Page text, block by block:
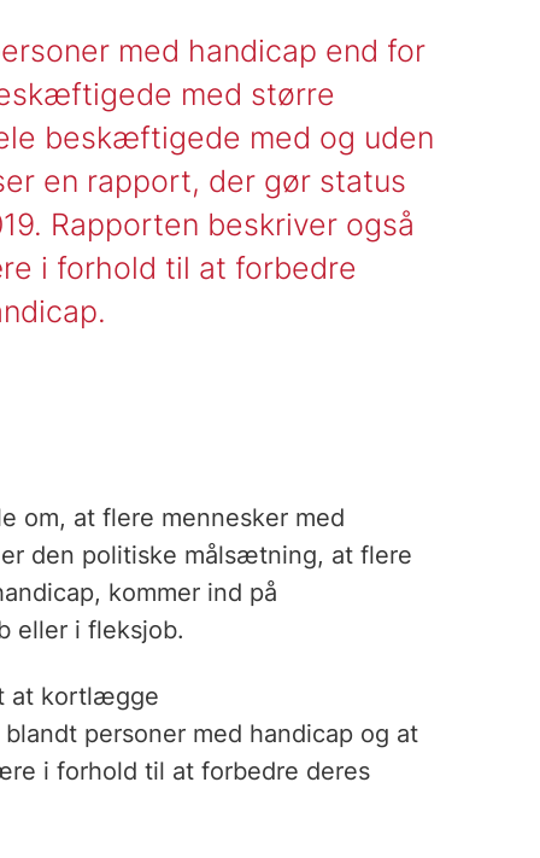
med handicap end for
med større
beskæftigede med og uden
en rapport, der gør status
Rapporten beskriver også
i forhold til at forbedre
om, at flere mennesker med
den politiske målsætning, at flere
kommer ind på
eller i fleksjob.
at kortlægge
personer med handicap og at
i forhold til at forbedre deres